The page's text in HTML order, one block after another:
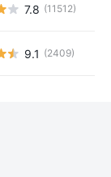
7.8 (11512)
9.1 (2409)